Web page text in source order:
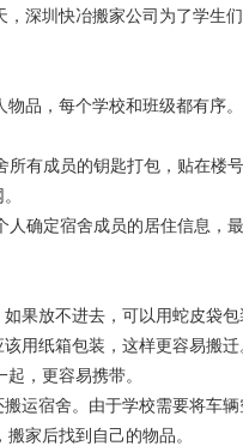
深圳快冶搬家公司 为了学生
品，每个学校和班级都有序
有成员的钥匙打包，贴在楼
确定宿舍成员的居住信息，最
果放不进去，可以用蛇皮袋包
用纸箱包装，这样更容易搬
，更容易携带。
运宿舍。由于学校需要将车
家后找到自己的物品。